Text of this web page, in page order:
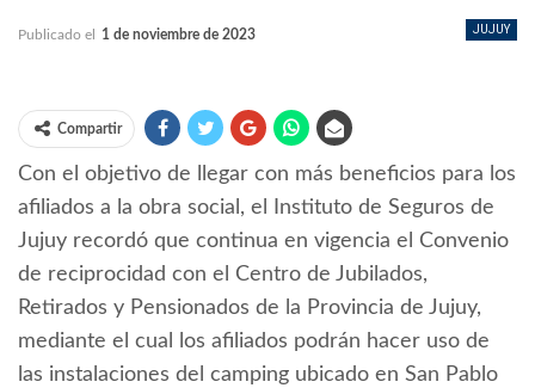
JUJUY
Publicado el 1 de noviembre de 2023
Compartir
Con el objetivo de llegar con más beneficios para los
afiliados a la obra social, el Instituto de Seguros de
Jujuy recordó que continua en vigencia el Convenio
de reciprocidad con el Centro de Jubilados,
Retirados y Pensionados de la Provincia de Jujuy,
mediante el cual los afiliados podrán hacer uso de
las instalaciones del camping ubicado en San Pablo